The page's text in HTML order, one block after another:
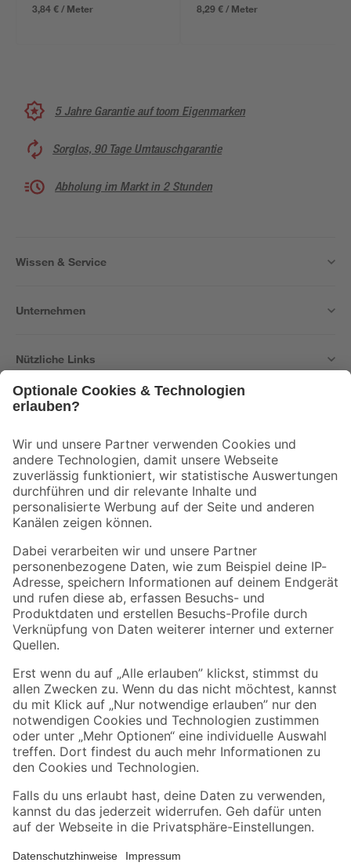
3,84 € / Meter 8,29 € / Meter
5 Jahre Garantie auf toom Eigenmarken
Sorglos, 90 Tage Umtauschgarantie
Abholung im Markt in 2 Stunden
Wissen & Service
Unternehmen
Nützliche Links
Der toom Newsletter: Keine Angebote und Aktionen mehr verpassen!
Zur Newsletter Anmeldung
Folge uns
Zahlungsarten Versandarten
Sicher einkaufen
Jetzt die toom-App herunterladen
Alle Preisangaben in EUR inkl. gesetzl. MwSt.. Die dargestellten Angebote sind unter
Umständen nicht in allen Märkten verfügbar. Die angegebenen Verfügbarkeiten beziehen
Produkte nur solange der Vorrat reicht.
*Paketversand ab 59 € versandkostenfrei, gilt nicht für Artikel mit Speditionsversand, hier